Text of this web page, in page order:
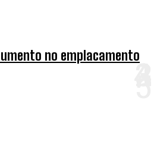
no emplacamento